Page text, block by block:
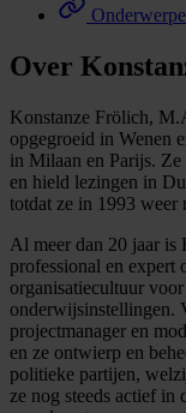
Over
Konstanze Frölich,
opgegroeid in Wenen
in Milaan en Parijs. Ze
en hield lezingen in
totdat ze in 1993 weer
Al meer dan 20 jaar is
professional en expert
organisatiecultuur
onderwijsinstellingen.
projectmanager en
en ze ontwierp en
politieke partijen,
ze nog steeds actief in